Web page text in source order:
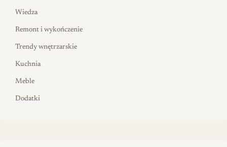
Wiedza
Remont i wykończenie
Trendy wnętrzarskie
Kuchnia
Meble
Dodatki